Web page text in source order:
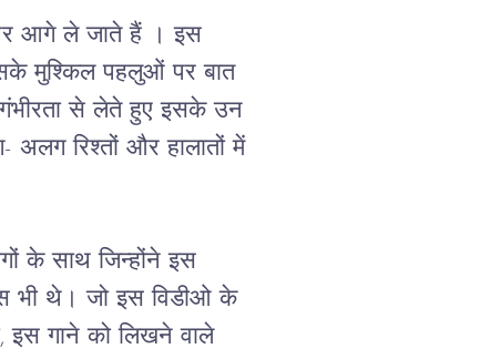
और आगे ले जाते हैं । इस
मुश्किल पहलुओं पर बात
से लेते हुए इसके उन
रिश्तों और हालातों में
के साथ जिन्होंने इस
भी थे। जो इस विडीओ के
इस गाने को लिखने वाले